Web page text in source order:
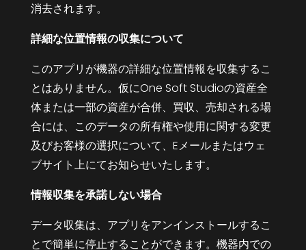
消去されます。
詳細な位置情報の収集について
このアプリが機器の詳細な位置情報を収集するこ
とはありません。仮にOne Soft Studioの資産全
体または一部の資産が合併、買収、売却される場
合には、このデータの所有権や使用に関する変更
及びお客様の選択について、Eメールまたはウェ
ブサイト上にてお知らせいたします。
情報収集を承諾しない場合
データ収集は、アプリをアンインストールするこ
とで簡単に停止することができます。機器内での